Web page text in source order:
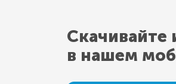
Скачивайте
в нашем